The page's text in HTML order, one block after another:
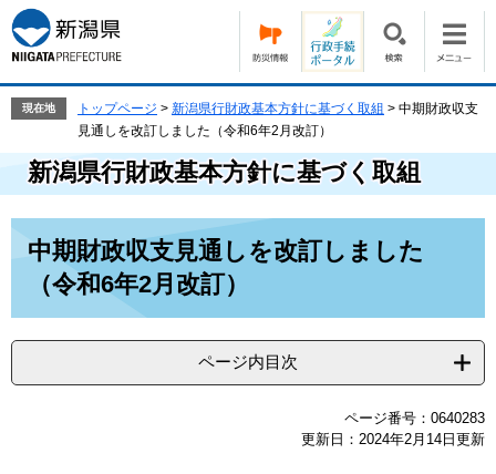
ー
ジ
の
で
す。
ニ
ュ
ー
ば
て
本
現在地 トップページ > 新潟県行財政基本方針に基づく取組 > 中期財政収支
見通しを改訂しました（令和6年2月改訂）
新潟県行財政基本方針に基づく取組
中期財政収支見通しを改訂しました
（令和6年2月改訂）
ページ内目次
ページ番号：0640283
更新日：2024年2月14日更新